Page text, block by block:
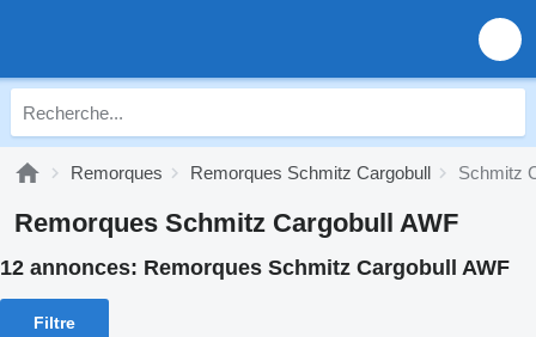
Remorques Remorques Schmitz Cargobull Schmitz
Remorques Schmitz Cargobull AWF
12 annonces: Remorques Schmitz Cargobull AWF
Filtre